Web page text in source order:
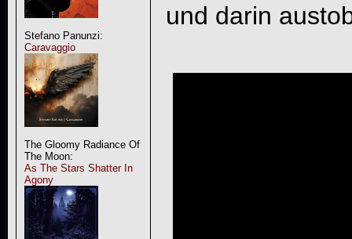
Stefano Panunzi:
Caravaggio
The Gloomy Radiance Of
The Moon:
As The Stars Shatter In
Agony
und darin